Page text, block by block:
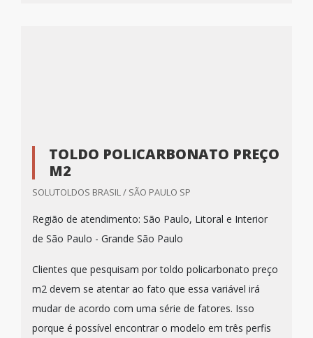
TOLDO POLICARBONATO PREÇO
M2
SOLUTOLDOS BRASIL / SÃO PAULO SP
Região de atendimento: São Paulo, Litoral e Interior
de São Paulo - Grande São Paulo
Clientes que pesquisam por toldo policarbonato preço
m2 devem se atentar ao fato que essa variável irá
mudar de acordo com uma série de fatores. Isso
porque é possível encontrar o modelo em três perfis